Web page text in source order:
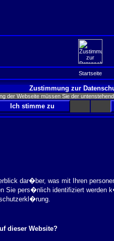
Startseite
Zustimmung zur
der Webseite müssen Sie der
dar�ber, was mit Ihren
Sie pers�nlich identifiziert
dieser Website?